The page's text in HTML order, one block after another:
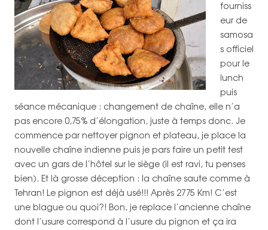
fourniss
eur de
samosa
s officiel
pour le
lunch
puis
séance mécanique : changement de chaîne, elle n’a
pas encore 0,75% d’élongation, juste à temps donc. Je
commence par nettoyer pignon et plateau, je place la
nouvelle chaîne indienne puis je pars faire un petit test
avec un gars de l’hôtel sur le siège (il est ravi, tu penses
bien). Et là grosse déception : la chaîne saute comme à
Tehran! Le pignon est déjà usé!!! Après 2775 Km! C’est
une blague ou quoi?! Bon, je replace l’ancienne chaîne
dont l’usure correspond à l’usure du pignon et ça ira